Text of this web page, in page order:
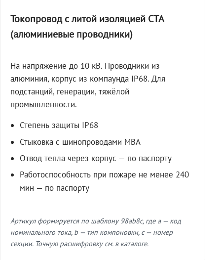
Токопровод с литой изоляцией СТА
(алюминиевые проводники)
На напряжение до 10 кВ. Проводники из
алюминия, корпус из компаунда IP68. Для
подстанций, генерации, тяжёлой
промышленности.
Степень защиты IP68
Стыковка с шинопроводами МВА
Отвод тепла через корпус — по паспорту
Работоспособность при пожаре не менее 240
мин — по паспорту
Артикул формируется по шаблону 98ab8c, где a — код
номинального тока, b — тип компоновки, c — номер
секции. Точную расшифровку см. в каталоге.